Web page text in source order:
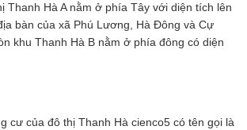
Thanh Hà A nằm ở phía Tây với diện tích lên
bàn của xã Phú Lương, Hà Đông và Cự
khu Thanh Hà B nằm ở phía đông có diện
cư của đô thị Thanh Hà cienco5 có tên gọi là